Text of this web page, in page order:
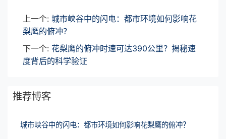
上一个: 城市峡谷中的闪电：都市环境如何影响花
梨鹰的俯冲？
下一个: 花梨鹰的俯冲时速可达390公里？揭秘速
度背后的科学验证
推荐博客
城市峡谷中的闪电：都市环境如何影响花梨鹰的俯冲？